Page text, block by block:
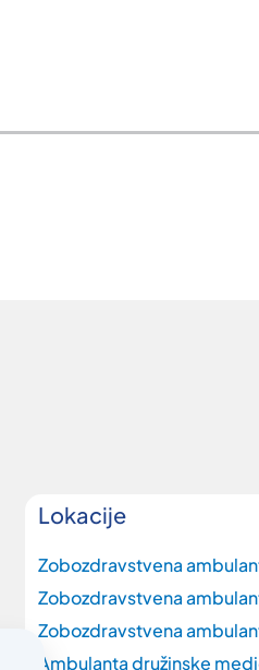
Lokacije
Zobozdravstvena
Zobozdravstvena
Zobozdravstvena
Ambulanta družinske